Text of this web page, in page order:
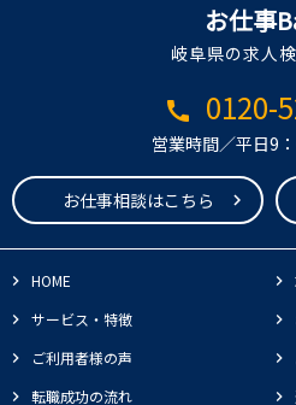
お仕事
岐阜県の求人
call 0120-
営業時間／平日9
お仕事相談はこちら
HOME
サービス・特徴
ご利用者様の声
転職成功の流れ